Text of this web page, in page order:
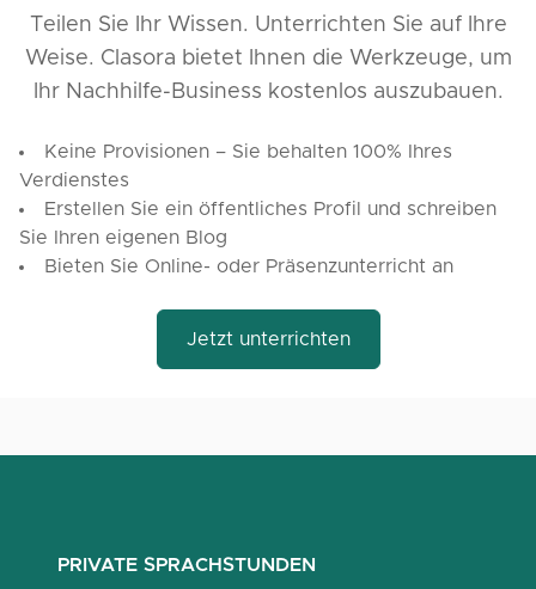
Teilen Sie Ihr Wissen. Unterrichten Sie auf Ihre
Weise. Clasora bietet Ihnen die Werkzeuge, um
Ihr Nachhilfe-Business kostenlos auszubauen.
Keine Provisionen – Sie behalten 100% Ihres
Verdienstes
Erstellen Sie ein öffentliches Profil und schreiben
Sie Ihren eigenen Blog
Bieten Sie Online- oder Präsenzunterricht an
Jetzt unterrichten
PRIVATE SPRACHSTUNDEN